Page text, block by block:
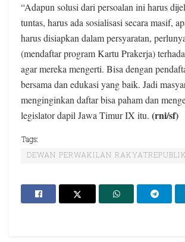
“Adapun solusi dari persoalan ini harus
tuntas, harus ada sosialisasi secara masif,
harus disiapkan dalam persyaratan,
(mendaftar program Kartu Prakerja)
agar mereka mengerti. Bisa dengan
bersama dan edukasi yang baik. Jadi
menginginkan daftar bisa paham dan
legislator dapil Jawa Timur IX itu. (rni/sf)
Tags:
DEWAN PERWAKILAN